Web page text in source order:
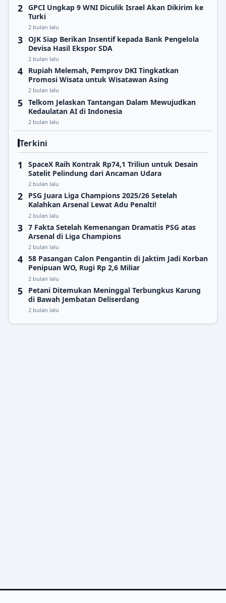
GPCI Ungkap 9 WNI Diculik Israel Akan Dikirim ke
Turki
2 bulan lalu
OJK Siap Berikan Insentif kepada Bank Pengelola
Devisa Hasil Ekspor SDA
2 bulan lalu
Rupiah Melemah, Pemprov DKI Tingkatkan
Promosi Wisata untuk Wisatawan Asing
2 bulan lalu
Telkom Jelaskan Tantangan Dalam Mewujudkan
Kedaulatan AI di Indonesia
2 bulan lalu
Terkini
SpaceX Raih Kontrak Rp74,1 Triliun untuk Desain
Satelit Pelindung dari Ancaman Udara
2 bulan lalu
PSG Juara Liga Champions 2025/26 Setelah
Kalahkan Arsenal Lewat Adu Penalti!
2 bulan lalu
7 Fakta Setelah Kemenangan Dramatis PSG atas
Arsenal di Liga Champions
2 bulan lalu
58 Pasangan Calon Pengantin di Jaktim Jadi Korban
Penipuan WO, Rugi Rp 2,6 Miliar
2 bulan lalu
Petani Ditemukan Meninggal Terbungkus Karung
di Bawah Jembatan Deliserdang
2 bulan lalu